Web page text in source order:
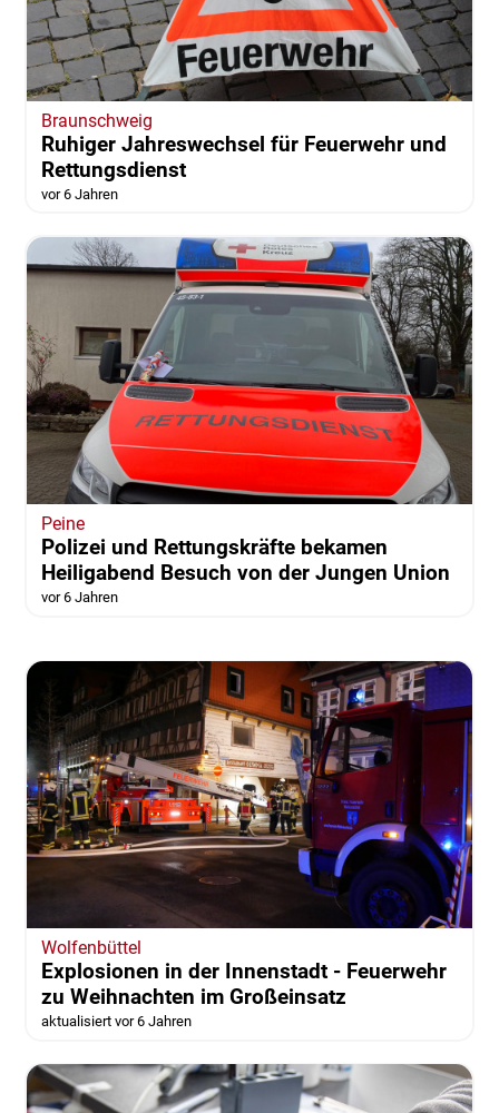
Braunschweig
Ruhiger Jahreswechsel für Feuerwehr und
Rettungsdienst
vor 6 Jahren
Peine
Polizei und Rettungskräfte bekamen
Heiligabend Besuch von der Jungen Union
vor 6 Jahren
Wolfenbüttel
Explosionen in der Innenstadt - Feuerwehr
zu Weihnachten im Großeinsatz
aktualisiert vor 6 Jahren